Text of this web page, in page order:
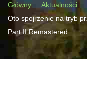
Główny
Aktualności
Oto spojrzenie na tryb
Part II Remastered